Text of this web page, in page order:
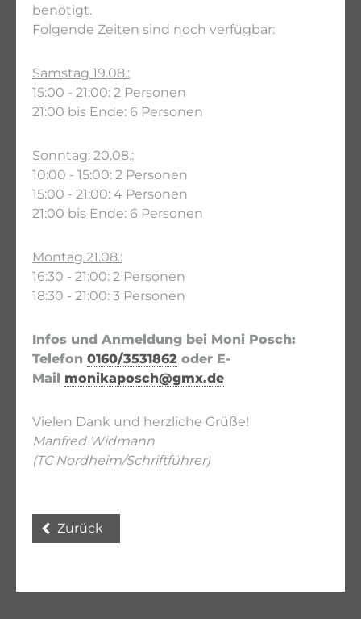
benötigt.
Folgende Zeiten sind noch verfügbar:
Samstag 19.08.:
15:00 - 21:00: 2 Personen
21:00 bis Ende: 6 Personen
Sonntag: 20.08.:
10:00 - 15:00: 2 Personen
15:00 - 21:00: 4 Personen
21:00 bis Ende: 6 Personen
Montag 21.08.:
16:30 - 21:00: 2 Personen
18:30 - 21:00: 3 Personen
Infos und Anmeldung bei Moni Posch:
Telefon 0160/3531862 oder E-
Mail monikaposch@gmx.de
Vielen Dank und herzliche Grüße!
Manfred Widmann
(TC Nordheim/Schriftführer)
Zurück